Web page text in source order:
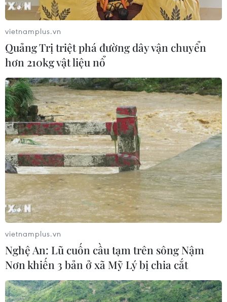
vietnamplus.vn
Quảng Trị triệt phá đường dây vận chuyển
hơn 210kg vật liệu nổ
vietnamplus.vn
Nghệ An: Lũ cuốn cầu tạm trên sông Nậm
Nơn khiến 3 bản ở xã Mỹ Lý bị chia cắt